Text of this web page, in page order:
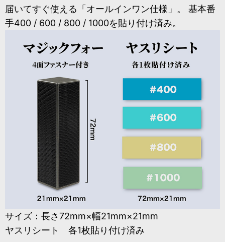
届いてすぐ使える「オールインワン仕様」。 基本番
手400 / 600 / 800 / 1000を貼り付け済み。
サイズ：長さ72mm×幅21mm×21mm
ヤスリシート 各1枚貼り付け済み